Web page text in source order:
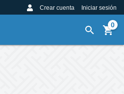
Crear cuenta Iniciar sesión
0